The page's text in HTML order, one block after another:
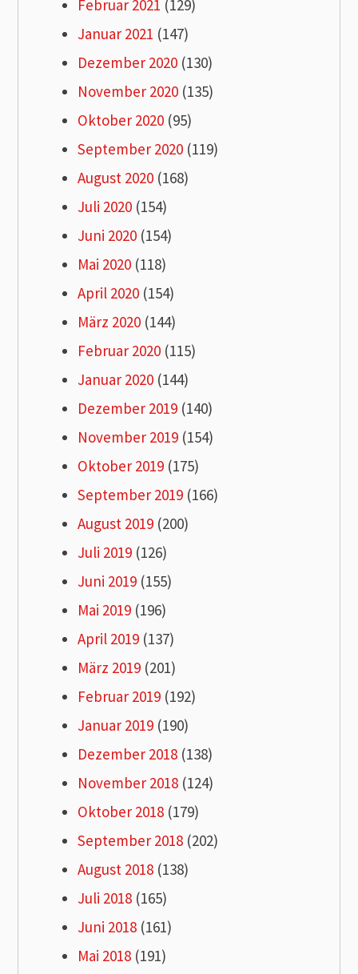
Februar 2021 (129)
Januar 2021 (147)
Dezember 2020 (130)
November 2020 (135)
Oktober 2020 (95)
September 2020 (119)
August 2020 (168)
Juli 2020 (154)
Juni 2020 (154)
Mai 2020 (118)
April 2020 (154)
März 2020 (144)
Februar 2020 (115)
Januar 2020 (144)
Dezember 2019 (140)
November 2019 (154)
Oktober 2019 (175)
September 2019 (166)
August 2019 (200)
Juli 2019 (126)
Juni 2019 (155)
Mai 2019 (196)
April 2019 (137)
März 2019 (201)
Februar 2019 (192)
Januar 2019 (190)
Dezember 2018 (138)
November 2018 (124)
Oktober 2018 (179)
September 2018 (202)
August 2018 (138)
Juli 2018 (165)
Juni 2018 (161)
Mai 2018 (191)